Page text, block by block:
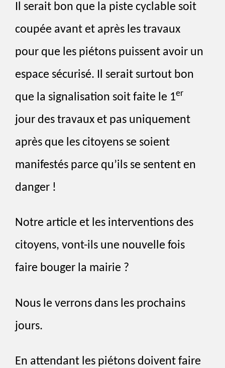
Il serait bon que la piste cyclable soit
coupée avant et après les travaux
pour que les piétons puissent avoir un
espace sécurisé. Il serait surtout bon
que la signalisation soit faite le 1er
jour des travaux et pas uniquement
après que les citoyens se soient
manifestés parce qu’ils se sentent en
danger !
Notre article et les interventions des
citoyens, vont-ils une nouvelle fois
faire bouger la mairie ?
Nous le verrons dans les prochains
jours.
En attendant les piétons doivent faire